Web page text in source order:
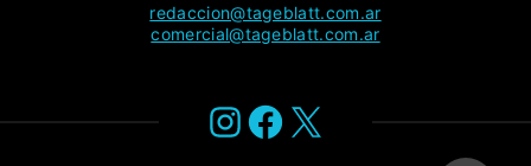
redaccion@tageblatt.com.ar
comercial@tageblatt.com.ar
Instagram
Facebook
X